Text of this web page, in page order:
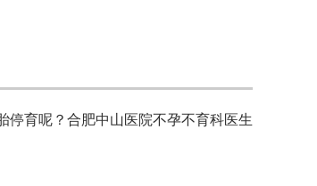
停育呢？合肥中山医院不孕不育科医生